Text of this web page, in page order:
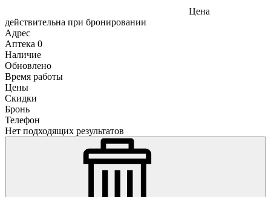
Цена
действительна при бронировании
Адрес
Аптека 0
Наличие
Обновлено
Время работы
Цены
Скидки
Бронь
Телефон
Нет подходящих результатов